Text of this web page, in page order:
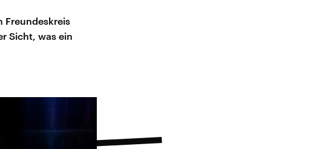
Freundeskreis
Sicht, was ein